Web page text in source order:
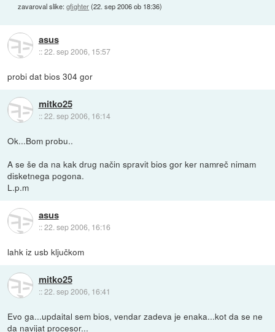
zavaroval slike:gfighter(22. sep 2006 ob 18:36)
asus
::22. sep 2006, 15:57
probi dat bios 304 gor
mitko25
::22. sep 2006, 16:14
Ok...Bom probu..
A se še da na kak drug način spravit bios gor ker namreč nimam
disketnega pogona.
L.p.m
asus
::22. sep 2006, 16:16
lahk iz usb ključkom
mitko25
::22. sep 2006, 16:41
Evo ga...updaital sem bios, vendar zadeva je enaka...kot da se ne
da navijat procesor...